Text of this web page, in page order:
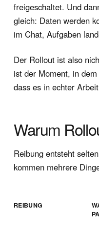
freigeschaltet. Und
gleich: Daten werden
im Chat, Aufgaben
Der Rollout ist also
ist der Moment, in
dass es in echter
Warum
Reibung entsteht
kommen mehrere
REIBUNG